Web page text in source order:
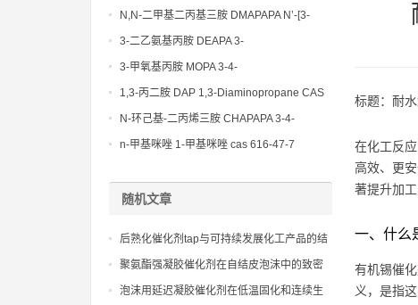
标题：耐
在化工反
高效、更
著提升加
一、什么
有机锡催
义，是指
Bis(3-aminopropyl)-ethylenediamine CAS
No10563-26-5
N,N-二甲基二丙基三胺 DMAPAPA N’-[3-
(dimethylamino)propyllpropane-1,3-
diamine CAS No10563-29-8
3-二乙氨基丙胺 DEAPA 3-
(Diethylamino)propylamine CAS No 104-
3-甲氧基丙胺 MOPA 3-4-
Methoxypropylamine CAS No 5332-73-0
1,3-丙二胺 DAP 1,3-Diaminopropane CAS
No 109-76-2
N-环己基-二丙烯三胺 CHAPAPA 3-4-
Methoxypropylamine CAS No:5332-73-0
n-甲基咪唑 1-甲基咪唑 cas 616-47-7
随机文章
后熟化催化剂tap与可持续发展化工产品的结
合
聚氨酯强凝胶催化剂在自结皮泡沫中的致密
表皮形成
泡沫用延迟凝胶催化剂在低温固化和连续生